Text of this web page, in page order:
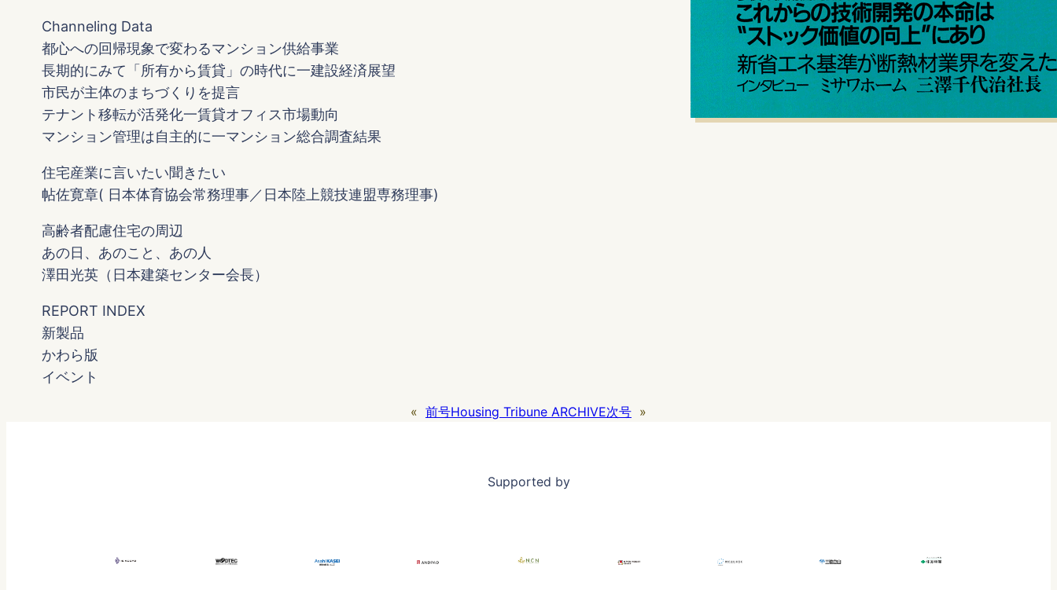
Channeling Data
都心への回帰現象で変わるマンション供給事業
長期的にみて「所有から賃貸」の時代に一建設経済展望
市民が主体のまちづくりを提言
テナント移転が活発化一賃貸オフィス市場動向
マンション管理は自主的に一マンション総合調査結果
住宅産業に言いたい聞きたい
帖佐寛章( 日本体育協会常務理事／日本陸上競技連盟専務理事)
高齢者配慮住宅の周辺
あの日、あのこと、あの人
澤田光英（日本建築センター会長）
REPORT INDEX
新製品
かわら版
イベント
« 前号Housing Tribune ARCHIVE次号 »
Supported by